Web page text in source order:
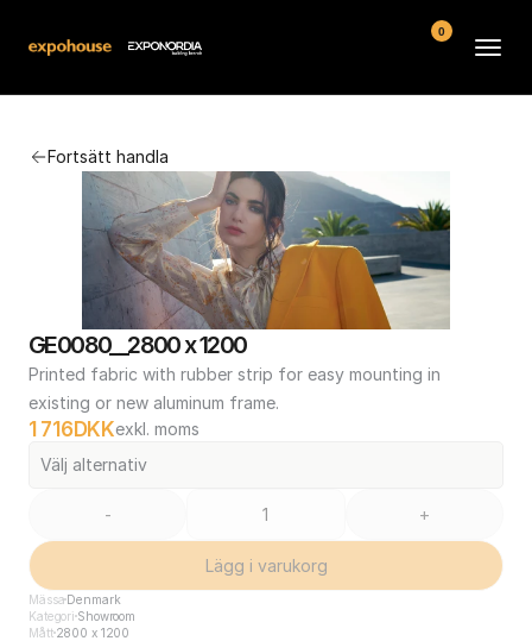
Fortsätt handla
GE0080__2800 x 1200
Printed fabric with rubber strip for easy mounting in
existing or new aluminum frame.
1 716DKKexkl. moms
Välj alternativ
- +
Lägg i varukorg
Mässa Denmark
Kategori Showroom
Mått2800 x 1200
Kontakt
Köpvillkor
0